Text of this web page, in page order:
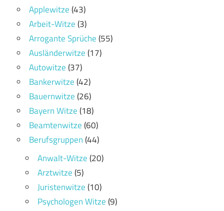
Applewitze(43)
Arbeit-Witze(3)
Arrogante Sprüche(55)
Ausländerwitze(17)
Autowitze(37)
Bankerwitze(42)
Bauernwitze(26)
Bayern Witze(18)
Beamtenwitze(60)
Berufsgruppen(44)
Anwalt-Witze(20)
Arztwitze(5)
Juristenwitze(10)
Psychologen Witze(9)